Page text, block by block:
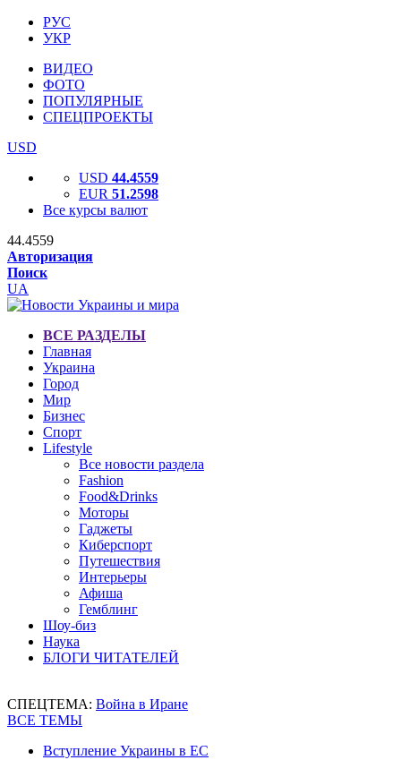
РУС
УКР
ВИДЕО
ФОТО
ПОПУЛЯРНЫЕ
СПЕЦПРОЕКТЫ
USD
USD 44.4559
EUR 51.2598
Все курсы валют
44.4559
Авторизация
Поиск
UA
ВСЕ РАЗДЕЛЫ
Главная
Украина
Город
Мир
Бизнес
Спорт
Lifestyle
Все новости раздела
Fashion
Food&Drinks
Моторы
Гаджеты
Киберспорт
Путешествия
Интерьеры
Афиша
Гемблинг
Шоу-биз
Наука
БЛОГИ ЧИТАТЕЛЕЙ
СПЕЦТЕМА: Война в Иране
ВСЕ ТЕМЫ
Вступление Украины в ЕС